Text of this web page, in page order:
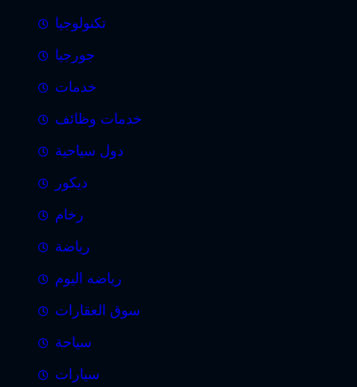
تكنولوجيا
جورجيا
خدمات
خدمات وظائف
دول سياحية
ديكور
رخام
رياضة
رياضه اليوم
سوق العقارات
سياحة
سيارات